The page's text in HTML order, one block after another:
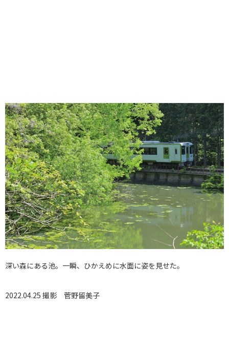
深い森にある池。一瞬、ひかえめに水面に姿を見せた。
2022.04.25 撮影 菅野留美子